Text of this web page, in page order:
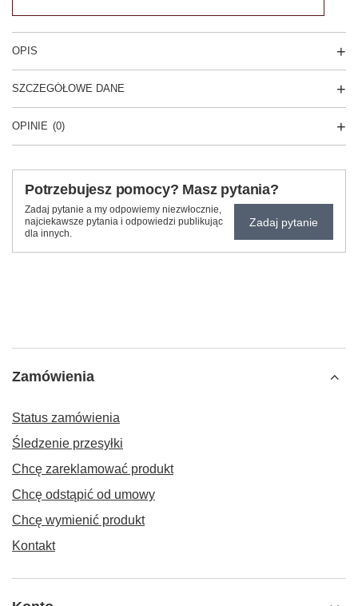
OPIS
SZCZEGÓŁOWE DANE
OPINIE (0)
Potrzebujesz pomocy? Masz pytania?
Zadaj pytanie a my odpowiemy niezwłocznie,
najciekawsze pytania i odpowiedzi publikując
dla innych.
Zadaj pytanie
Zamówienia
Status zamówienia
Śledzenie przesyłki
Chcę zareklamować produkt
Chcę odstąpić od umowy
Chcę wymienić produkt
Kontakt